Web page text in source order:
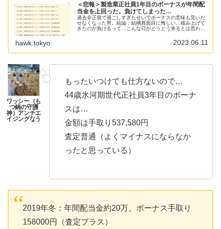
＜悲報＞製造業正社員1年目のボーナスが年間配
当金を上回った。負けてしまった…
過去非正規で過ごしすぎたせいでボーナスの意味も見いだ
せなくなった男。結論：結構真面目に悔しい…積み上げて
きたのが負けるって…こんな日がとうとう来るとは思わな
hawk.tokyo 2023.06.11
もったいつけても仕方ないので…
44歳氷河期世代正社員3年目のボーナ
スは…
金額は手取り537,580円
査定普通（よくマイナスにならなか
ったと思っている）
2019年冬：年間配当金約20万、ボーナス手取り
158000円（査定プラス）